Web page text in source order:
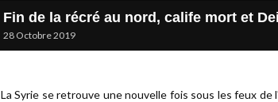
Fin de la récré au nord, calife mort et
28 Octobre 2019
La Syrie se retrouve une nouvelle fois sous les feux